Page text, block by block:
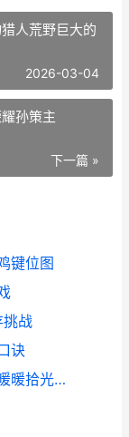
人荒野巨大的
2026-03-04
孙策主
下一篇 »
键位图
战
诀
无限暖暖拾光季拼图有啥子诀窍 无限暖暖拾光季活动